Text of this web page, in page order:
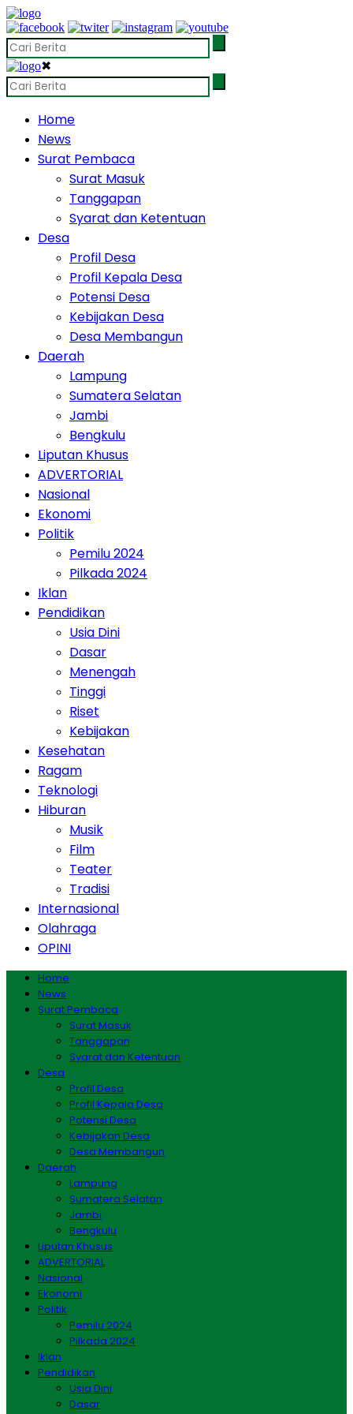
✖
Home
News
Surat Pembaca
Surat Masuk
Tanggapan
Syarat dan Ketentuan
Desa
Profil Desa
Profil Kepala Desa
Potensi Desa
Kebijakan Desa
Desa Membangun
Daerah
Lampung
Sumatera Selatan
Jambi
Bengkulu
Liputan Khusus
ADVERTORIAL
Nasional
Ekonomi
Politik
Pemilu 2024
Pilkada 2024
Iklan
Pendidikan
Usia Dini
Dasar
Menengah
Tinggi
Riset
Kebijakan
Kesehatan
Ragam
Teknologi
Hiburan
Musik
Film
Teater
Tradisi
Internasional
Olahraga
OPINI
Home
News
Surat Pembaca
Surat Masuk
Tanggapan
Syarat dan Ketentuan
Desa
Profil Desa
Profil Kepala Desa
Potensi Desa
Kebijakan Desa
Desa Membangun
Daerah
Lampung
Sumatera Selatan
Jambi
Bengkulu
Liputan Khusus
ADVERTORIAL
Nasional
Ekonomi
Politik
Pemilu 2024
Pilkada 2024
Iklan
Pendidikan
Usia Dini
Dasar